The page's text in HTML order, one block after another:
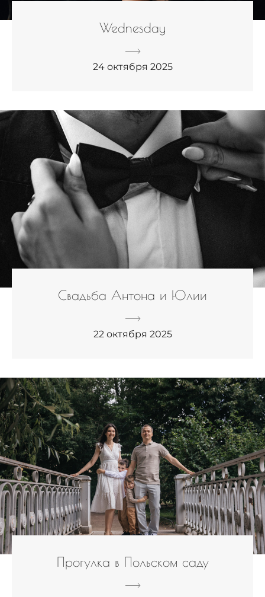
Wednesday
24 октября 2025
Свадьба Антона и Юлии
22 октября 2025
Прогулка в Польском саду